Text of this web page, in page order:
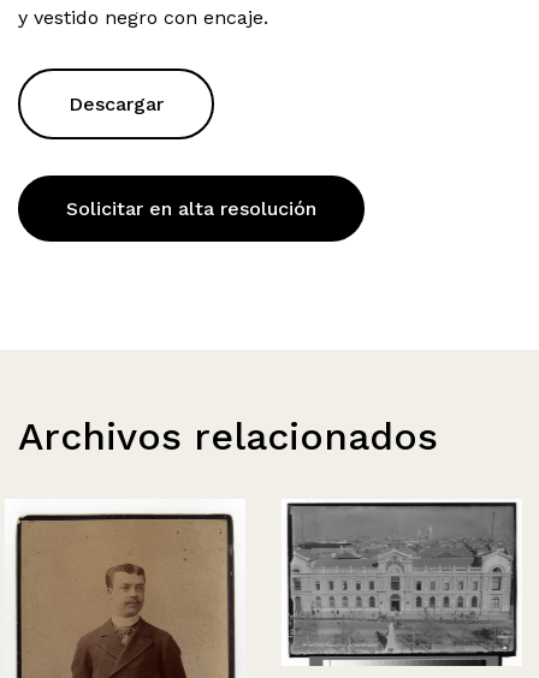
y vestido negro con encaje.
Descargar
Solicitar en alta resolución
Archivos relacionados